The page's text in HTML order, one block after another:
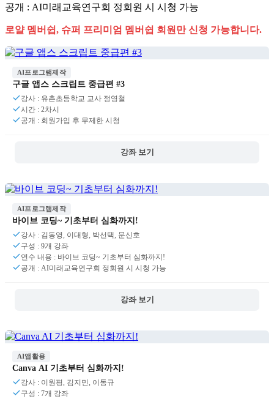
공개 : AI미래교육연구회 정회원 시 시청 가능
로얄 멤버쉽, 슈퍼 프리미엄 멤버쉽 회원만 신청 가능합니다.
AI프로그램제작
구글 앱스 스크립트 중급편 #3
강사 : 유촌초등학교 교사 정영철
시간 : 2차시
공개 : 회원가입 후 무제한 시청
강좌 보기
AI프로그램제작
바이브 코딩~ 기초부터 심화까지!
강사 : 김동영, 이대형, 박선택, 문신호
구성 : 9개 강좌
연수 내용 : 바이브 코딩~ 기초부터 심화까지!
공개 : AI미래교육연구회 정회원 시 시청 가능
강좌 보기
AI앱활용
Canva AI 기초부터 심화까지!
강사 : 이원평, 김지민, 이동규
구성 : 7개 강좌